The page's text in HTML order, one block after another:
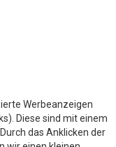
Werbeanzeigen
Diese sind mit einem
das Anklicken der